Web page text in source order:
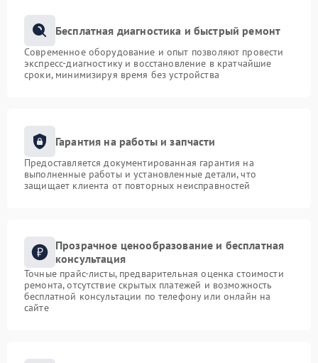
Бесплатная диагностика и быстрый ремонт
Современное оборудование и опыт позволяют провести
экспресс-диагностику и восстановление в кратчайшие
сроки, минимизируя время без устройства
Гарантия на работы и запчасти
Предоставляется документированная гарантия на
выполненные работы и установленные детали, что
защищает клиента от повторных неисправностей
Прозрачное ценообразование и бесплатная
консультация
Точные прайс-листы, предварительная оценка стоимости
ремонта, отсутствие скрытых платежей и возможность
бесплатной консультации по телефону или онлайн на
сайте